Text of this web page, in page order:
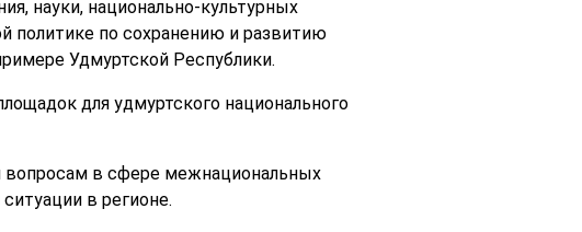
науки, национально-культурных
политике по сохранению и развитию
Удмуртской Республики.
для удмуртского национального
в сфере межнациональных
в регионе.